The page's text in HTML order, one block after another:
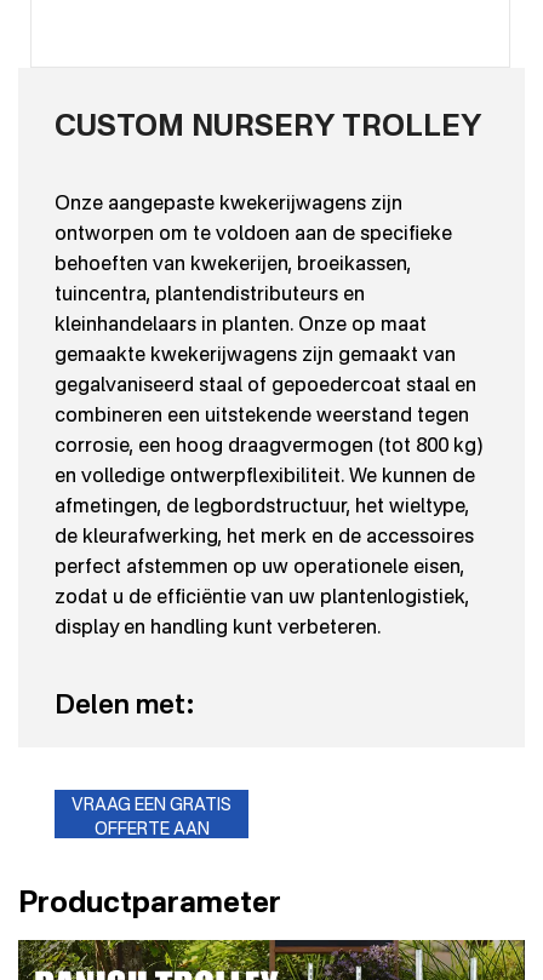
CUSTOM NURSERY TROLLEY
Onze aangepaste kwekerijwagens zijn
ontworpen om te voldoen aan de specifieke
behoeften van kwekerijen, broeikassen,
tuincentra, plantendistributeurs en
kleinhandelaars in planten. Onze op maat
gemaakte kwekerijwagens zijn gemaakt van
gegalvaniseerd staal of gepoedercoat staal en
combineren een uitstekende weerstand tegen
corrosie, een hoog draagvermogen (tot 800 kg)
en volledige ontwerpflexibiliteit. We kunnen de
afmetingen, de legbordstructuur, het wieltype,
de kleurafwerking, het merk en de accessoires
perfect afstemmen op uw operationele eisen,
zodat u de efficiëntie van uw plantenlogistiek,
display en handling kunt verbeteren.
Delen met:
VRAAG EEN GRATIS
OFFERTE AAN
Productparameter